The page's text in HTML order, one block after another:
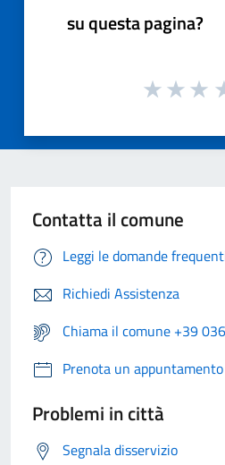
su questa pagina?
Contatta il comune
Leggi le domande
Richiedi Assistenza
Chiama il comune +39
Prenota un appuntamento
Problemi in città
Segnala disservizio